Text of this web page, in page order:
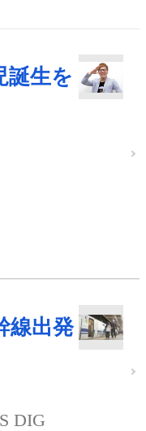
誕生を
線出発
DIG